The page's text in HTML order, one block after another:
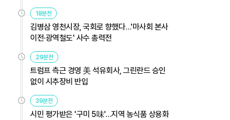
18분전
김병삼 영천시장, 국회로 향했다…'마사회 본사
이전·광역철도' 사수 총력전
29분전
트럼프 측근 경영 美 석유회사, 그린란드 승인
없이 시추장비 반입
39분전
시민 평가받은 '구미 5味'…지역 농식품 상용화